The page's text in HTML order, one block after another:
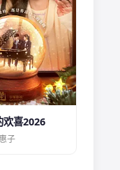
欢喜2026
子